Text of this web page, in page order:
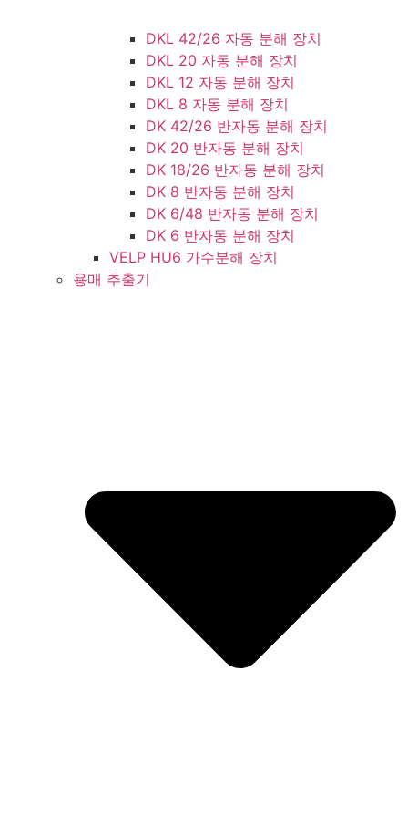
DKL 42/26 자동 분해 장치
DKL 20 자동 분해 장치
DKL 12 자동 분해 장치
DKL 8 자동 분해 장치
DK 42/26 반자동 분해 장치
DK 20 반자동 분해 장치
DK 18/26 반자동 분해 장치
DK 8 반자동 분해 장치
DK 6/48 반자동 분해 장치
DK 6 반자동 분해 장치
VELP HU6 가수분해 장치
용매 추출기